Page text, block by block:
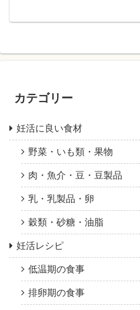
カテゴリー
妊活に良い食材
野菜・いも類・果物
肉・魚介・豆・豆製品
乳・乳製品・卵
穀類・砂糖・油脂
妊活レシピ
低温期の食事
排卵期の食事